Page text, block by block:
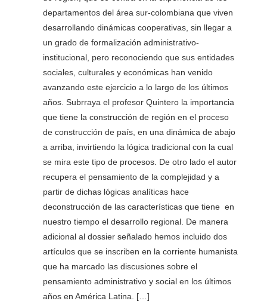
departamentos del área sur-colombiana que viven
desarrollando dinámicas cooperativas, sin llegar a
un grado de formalización administrativo-
institucional, pero reconociendo que sus entidades
sociales, culturales y económicas han venido
avanzando este ejercicio a lo largo de los últimos
años. Subrraya el profesor Quintero la importancia
que tiene la construcción de región en el proceso
de construcción de país, en una dinámica de abajo
a arriba, invirtiendo la lógica tradicional con la cual
se mira este tipo de procesos. De otro lado el autor
recupera el pensamiento de la complejidad y a
partir de dichas lógicas analíticas hace
deconstrucción de las características que tiene en
nuestro tiempo el desarrollo regional. De manera
adicional al dossier señalado hemos incluido dos
artículos que se inscriben en la corriente humanista
que ha marcado las discusiones sobre el
pensamiento administrativo y social en los últimos
años en América Latina. […]